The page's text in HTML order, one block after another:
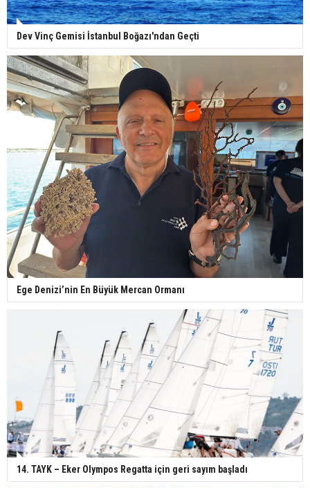
Dev Vinç Gemisi İstanbul Boğazı'ndan Geçti
Ege Denizi’nin En Büyük Mercan Ormanı
14. TAYK – Eker Olympos Regatta için geri sayım başladı